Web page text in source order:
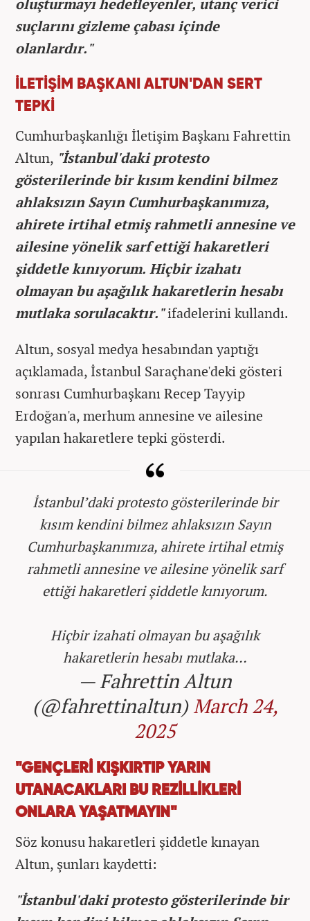
suçlarını gizleme çabası içinde
olanlardır."
İLETİŞİM BAŞKANI ALTUN'DAN SERT
TEPKİ
Cumhurbaşkanlığı İletişim Başkanı Fahrettin
Altun, "İstanbul'daki protesto
gösterilerinde bir kısım kendini bilmez
ahlaksızın Sayın Cumhurbaşkanımıza,
ahirete irtihal etmiş rahmetli annesine ve
ailesine yönelik sarf ettiği hakaretleri
şiddetle kınıyorum. Hiçbir izahatı
olmayan bu aşağılık hakaretlerin hesabı
mutlaka sorulacaktır."ifadelerini kullandı.
Altun, sosyal medya hesabından yaptığı
açıklamada, İstanbul Saraçhane'deki gösteri
sonrası Cumhurbaşkanı Recep Tayyip
Erdoğan'a, merhum annesine ve ailesine
yapılan hakaretlere tepki gösterdi.
İstanbul’daki protesto gösterilerinde bir
kısım kendini bilmez ahlaksızın Sayın
Cumhurbaşkanımıza, ahirete irtihal etmiş
rahmetli annesine ve ailesine yönelik sarf
ettiği hakaretleri şiddetle kınıyorum.
Hiçbir izahati olmayan bu aşağılık
hakaretlerin hesabı mutlaka…
— Fahrettin Altun
(@fahrettinaltun)March 24,
2025
"GENÇLERİ KIŞKIRTIP YARIN
UTANACAKLARI BU REZİLLİKLERİ
ONLARA YAŞATMAYIN"
Söz konusu hakaretleri şiddetle kınayan
Altun, şunları kaydetti:
"İstanbul'daki protesto gösterilerinde bir